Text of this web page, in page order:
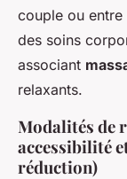
couple ou entre
des soins
associant
relaxants.
Modalités de
accessibilité
réduction)